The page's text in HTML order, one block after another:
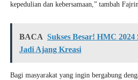
kepedulian dan kebersamaan,” tambah
BACA Sukses Besar! HMC 2024
Jadi Ajang Kreasi
Bagi masyarakat yang ingin bergabung